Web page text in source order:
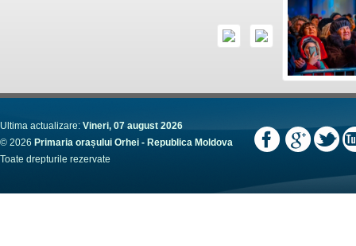
Ultima actualizare: Vineri, 07 august 2026
© 2026 Primaria orașului Orhei - Republica Moldova
Toate drepturile rezervate